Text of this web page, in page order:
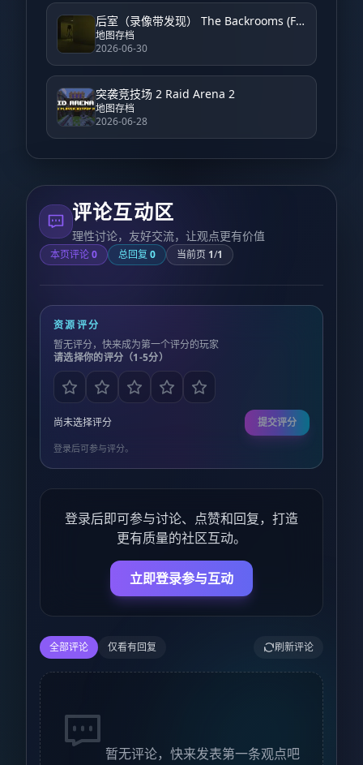
后室（录像带发现） The Backrooms (Found Footage)
地图存档
2026-06-30
突袭竞技场 2 Raid Arena 2
地图存档
2026-06-28
评论互动区
理性讨论，友好交流，让观点更有价值
本页评论0 总回复 0 当前页 1/1
资源评分
暂无评分，快来成为第一个评分的玩家
请选择你的评分（1-5分）
尚未选择评分 提交评分
登录后可参与评分。
登录后即可参与讨论、点赞和回复，打造
更有质量的社区互动。
立即登录参与互动
全部评论 仅看有回复 刷新评论
暂无评论，快来发表第一条观点吧